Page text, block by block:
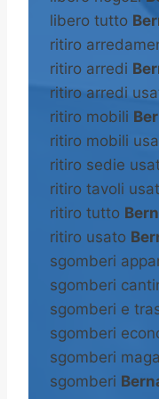
libero tutto
ritiro
ritiro arredi
ritiro arredi
ritiro mobili
ritiro mobili
ritiro sedie
ritiro tavoli
ritiro tutto
ritiro usato
sgomberi
sgomberi
sgomberi e
sgomberi
sgomberi
sgomberi